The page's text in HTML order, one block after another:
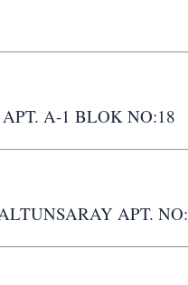
A-1 BLOK NO:18
APT.